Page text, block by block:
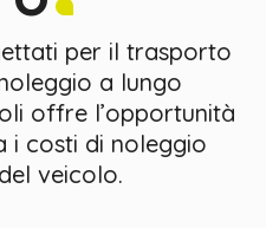
per il trasporto
a lungo
offre l’opportunità
i costi di noleggio
veicolo.